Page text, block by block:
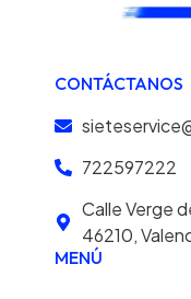
MENÚ
CONTÁCTANOS
722597222
Calle Verge
46210,